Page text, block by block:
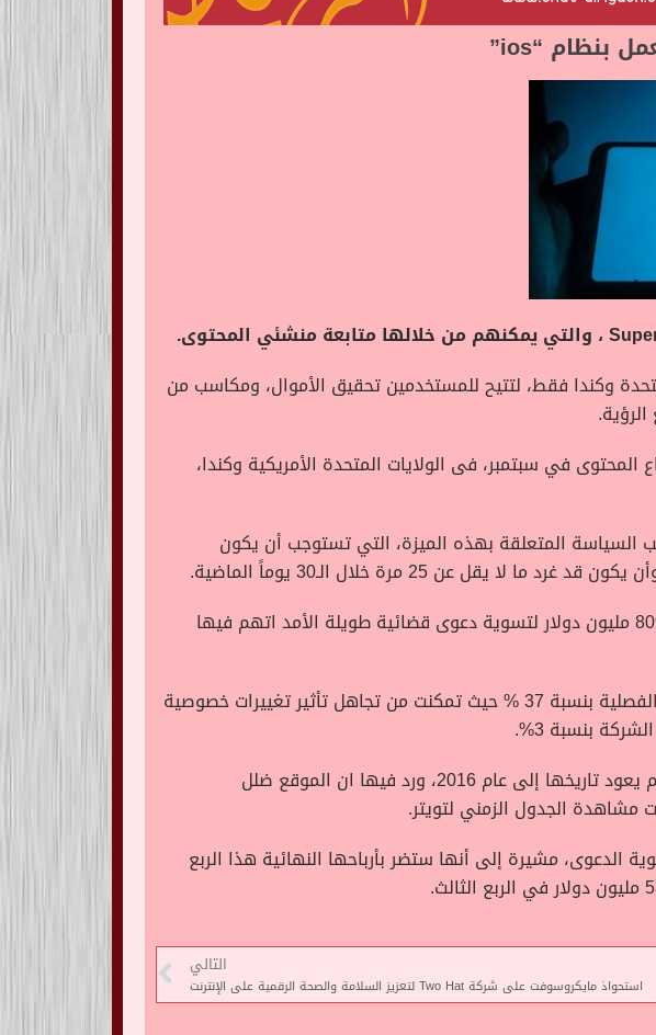
وكندا فقط، لتتيح للمستخدمين تحقيق الأموال، ومكاسب من
في سبتمبر، فى الولايات المتحدة الأمريكية وكندا،
السياسة المتعلقة بهذه الميزة، التي تستوجب أن يكون
.
خسر موقع تويتر أكثر من نصف مليار دولار في الأشهر الثلاثة حتى سبتمبر بعد أن دفع 809.5 مليون دولار لتسوية دعوى قضائية طويلة الأمد اتهم فيها
وقالت شبكة بي بي سي البريطانية انه على الرغم من المبلغ المدفوع، نمت إيرادات تويتر الفصلية بنسبة 37 % حيث تمكنت من تجاهل تأثير تغييرات خصوصية
بنسبة 3%.
وبحسب التقرير، وافق تويتر في سبتمبر الماضي على تسوية دعوى جماعية مع مساهميهم يعود تاريخها إلى عام 2016، ورد فيها ان الموقع ضلل
الجدول الزمني لتويتر.
مشيرة إلى أنها ستضر بأرباحها النهائية هذا الربع
التالي
استحواذ مايكروسوفت على شركة Two Hat لتعزيز السلامة والصحة الرقمية على الإنترنت